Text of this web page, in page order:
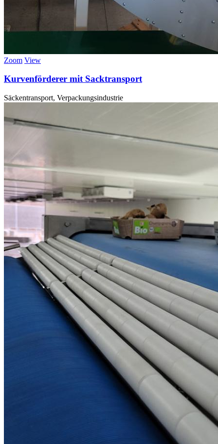
Zoom View
Kurvenförderer mit Sacktransport
Säckentransport, Verpackungsindustrie